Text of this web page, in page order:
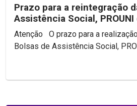
Prazo para a reintegração
Assistência Social, PROUNI
Atenção O prazo para a realização da reintegração das
Bolsas de Assistência Social,